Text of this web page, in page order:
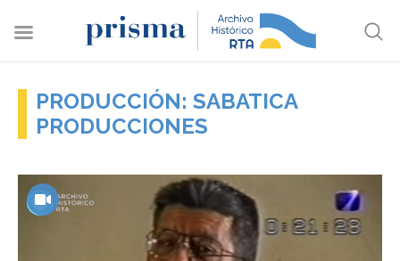
PRODUCCIÓN: SABATICA
PRODUCCIONES